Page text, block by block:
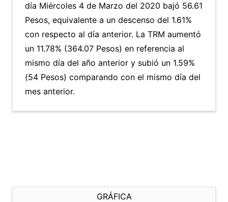
día Miércoles 4 de Marzo del 2020 bajó 56.61
Pesos, equivalente a un descenso del 1.61%
con respecto al día anterior. La TRM aumentó
un 11.78% (364.07 Pesos) en referencia al
mismo día del año anterior y subió un 1.59%
(54 Pesos) comparando con el mismo día del
mes anterior.
GRÁFICA